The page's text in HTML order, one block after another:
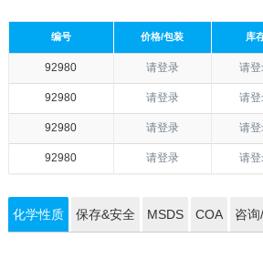
编号 价格/包装 库
92980 请登录 请
92980 请登录 请
92980 请登录 请
92980 请登录 请
化学性质 保存&安全 MSDS COA 咨